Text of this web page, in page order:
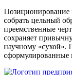
Позиционирование
собрать цельный
преемственные
сохраняет
научному
сформулированные